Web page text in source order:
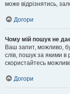
може відрізнятись,
Догори
Чому мій пошук не
Ваш запит, можливо,
слів, пошук за якими в
скористайтесь
Догори